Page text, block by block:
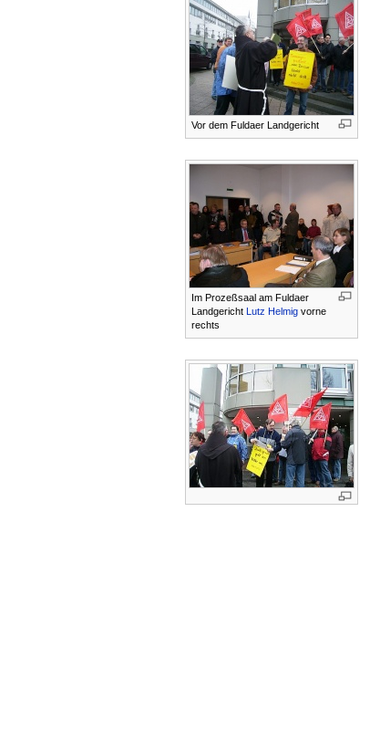
Vor dem Fuldaer Landgericht
Im Prozeßsaal am Fuldaer
LandgerichtLutz Helmig vorne
rechts